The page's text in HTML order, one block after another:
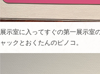
展示室に入ってすぐの第一展示室
ャックとおくたんのピノコ。